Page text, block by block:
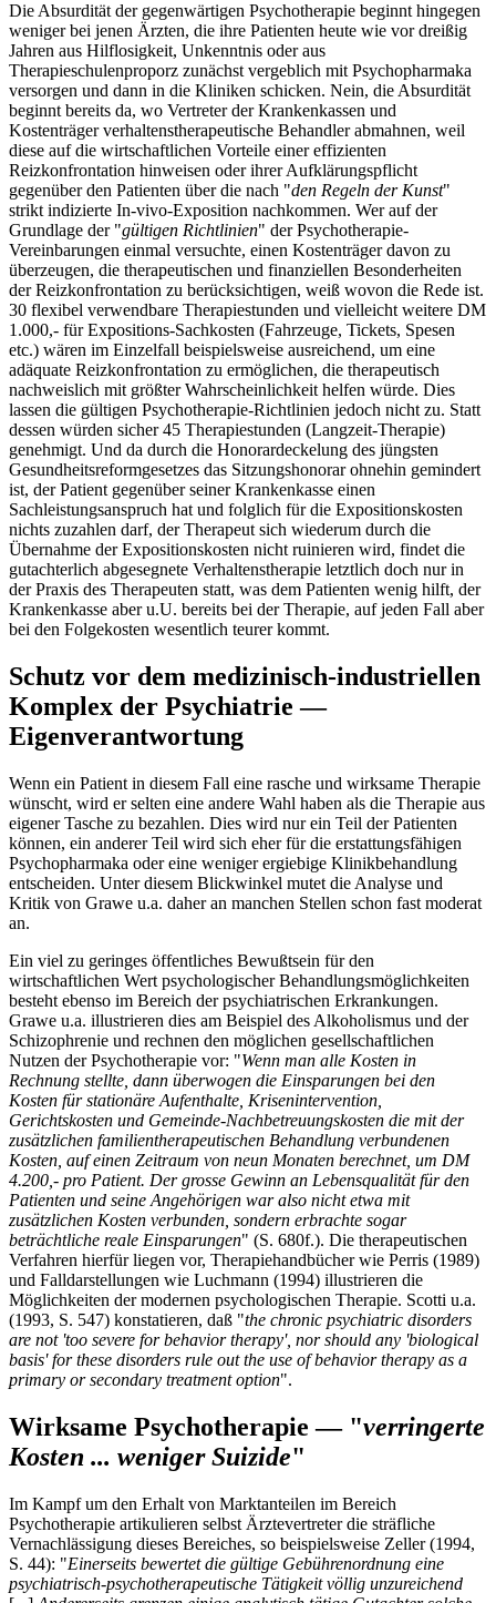
Die Absurdität der gegenwärtigen Psychotherapie beginnt hingegen
weniger bei jenen Ärzten, die ihre Patienten heute wie vor dreißig
Jahren aus Hilflosigkeit, Unkenntnis oder aus
Therapieschulenproporz zunächst vergeblich mit Psychopharmaka
versorgen und dann in die Kliniken schicken. Nein, die Absurdität
beginnt bereits da, wo Vertreter der Krankenkassen und
Kostenträger verhaltenstherapeutische Behandler abmahnen, weil
diese auf die wirtschaftlichen Vorteile einer effizienten
Reizkonfrontation hinweisen oder ihrer Aufklärungspflicht
gegenüber den Patienten über die nach "den Regeln der Kunst"
strikt indizierte In-vivo-Exposition nachkommen. Wer auf der
Grundlage der "gültigen Richtlinien" der Psychotherapie-
Vereinbarungen einmal versuchte, einen Kostenträger davon zu
überzeugen, die therapeutischen und finanziellen Besonderheiten
der Reizkonfrontation zu berücksichtigen, weiß wovon die Rede ist.
30 flexibel verwendbare Therapiestunden und vielleicht weitere DM
1.000,- für Expositions-Sachkosten (Fahrzeuge, Tickets, Spesen
etc.) wären im Einzelfall beispielsweise ausreichend, um eine
adäquate Reizkonfrontation zu ermöglichen, die therapeutisch
nachweislich mit größter Wahrscheinlichkeit helfen würde. Dies
lassen die gültigen Psychotherapie-Richtlinien jedoch nicht zu. Statt
dessen würden sicher 45 Therapiestunden (Langzeit-Therapie)
genehmigt. Und da durch die Honorardeckelung des jüngsten
Gesundheitsreformgesetzes das Sitzungshonorar ohnehin gemindert
ist, der Patient gegenüber seiner Krankenkasse einen
Sachleistungsanspruch hat und folglich für die Expositionskosten
nichts zuzahlen darf, der Therapeut sich wiederum durch die
Übernahme der Expositionskosten nicht ruinieren wird, findet die
gutachterlich abgesegnete Verhaltenstherapie letztlich doch nur in
der Praxis des Therapeuten statt, was dem Patienten wenig hilft, der
Krankenkasse aber u.U. bereits bei der Therapie, auf jeden Fall aber
bei den Folgekosten wesentlich teurer kommt.
Schutz vor dem medizinisch-industriellen
Komplex der Psychiatrie —
Eigenverantwortung
Wenn ein Patient in diesem Fall eine rasche und wirksame Therapie
wünscht, wird er selten eine andere Wahl haben als die Therapie aus
eigener Tasche zu bezahlen. Dies wird nur ein Teil der Patienten
können, ein anderer Teil wird sich eher für die erstattungsfähigen
Psychopharmaka oder eine weniger ergiebige Klinikbehandlung
entscheiden. Unter diesem Blickwinkel mutet die Analyse und
Kritik von Grawe u.a. daher an manchen Stellen schon fast moderat
an.
Ein viel zu geringes öffentliches Bewußtsein für den
wirtschaftlichen Wert psychologischer Behandlungsmöglichkeiten
besteht ebenso im Bereich der psychiatrischen Erkrankungen.
Grawe u.a. illustrieren dies am Beispiel des Alkoholismus und der
Schizophrenie und rechnen den möglichen gesellschaftlichen
Nutzen der Psychotherapie vor: "Wenn man alle Kosten in
Rechnung stellte, dann überwogen die Einsparungen bei den
Kosten für stationäre Aufenthalte, Krisenintervention,
Gerichtskosten und Gemeinde-Nachbetreuungskosten die mit der
zusätzlichen familientherapeutischen Behandlung verbundenen
Kosten, auf einen Zeitraum von neun Monaten berechnet, um DM
4.200,- pro Patient. Der grosse Gewinn an Lebensqualität für den
Patienten und seine Angehörigen war also nicht etwa mit
zusätzlichen Kosten verbunden, sondern erbrachte sogar
beträchtliche reale Einsparungen" (S. 680f.). Die therapeutischen
Verfahren hierfür liegen vor, Therapiehandbücher wie Perris (1989)
und Falldarstellungen wie Luchmann (1994) illustrieren die
Möglichkeiten der modernen psychologischen Therapie. Scotti u.a.
(1993, S. 547) konstatieren, daß "the chronic psychiatric disorders
are not 'too severe for behavior therapy', nor should any 'biological
basis' for these disorders rule out the use of behavior therapy as a
primary or secondary treatment option".
Wirksame Psychotherapie — "verringerte
Kosten ... weniger Suizide"
Im Kampf um den Erhalt von Marktanteilen im Bereich
Psychotherapie artikulieren selbst Ärztevertreter die sträfliche
Vernachlässigung dieses Bereiches, so beispielsweise Zeller (1994,
S. 44): "Einerseits bewertet die gültige Gebührenordnung eine
psychiatrisch-psychotherapeutische Tätigkeit völlig unzureichend